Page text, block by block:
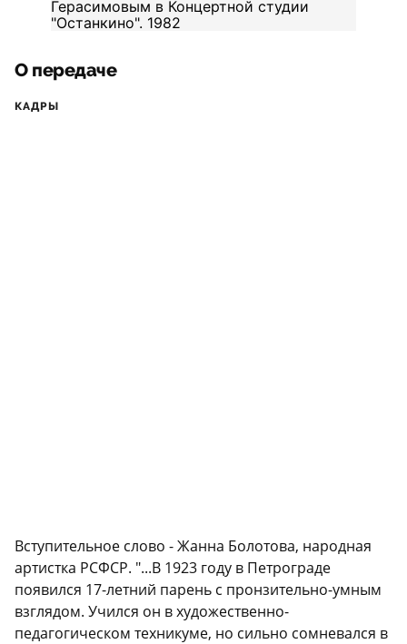
О передаче
КАДРЫ
Вступительное слово - Жанна Болотова, народная
артистка РСФСР. "...В 1923 году в Петрограде
появился 17-летний парень с пронзительно-умным
взглядом. Учился он в художественно-
педагогическом техникуме, но сильно сомневался в